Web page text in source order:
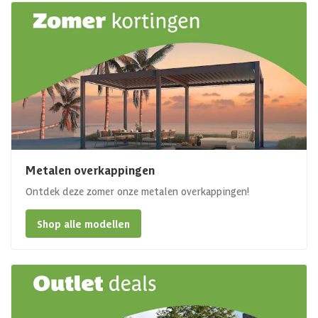
Metalen overkappingen
Ontdek deze zomer onze metalen overkappingen!
Shop alle modellen